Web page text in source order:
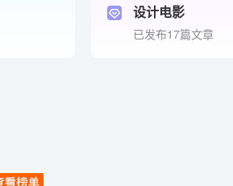
设计电影
已发布17篇文章